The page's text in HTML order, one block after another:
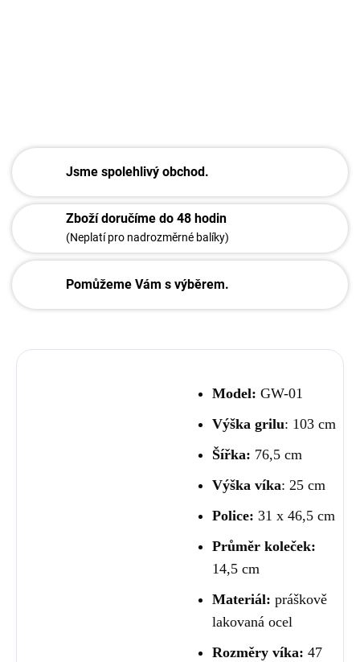
Jsme spolehlivý obchod.
Zboží doručíme do 48 hodin
(Neplatí pro nadrozměrné balíky)
Pomůžeme Vám s výběrem.
Model: GW-01
Výška grilu: 103 cm
Šířka: 76,5 cm
Výška víka: 25 cm
Police: 31 x 46,5 cm
Průměr koleček:
14,5 cm
Materiál: práškově
lakovaná ocel
Rozměry víka: 47